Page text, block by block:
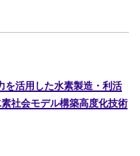
を活用した水素製造・利活
社会モデル構築高度化技術